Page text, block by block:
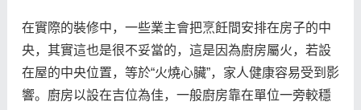
在實際的裝修中，一些業主會把烹飪間安排在房子的中
央，其實這也是很不妥當的，這是因為廚房屬火，若設
在屋的中央位置，等於“火燒心臟”，家人健康容易受到影
響。廚房以設在吉位為佳，一般廚房靠在單位一旁較穩